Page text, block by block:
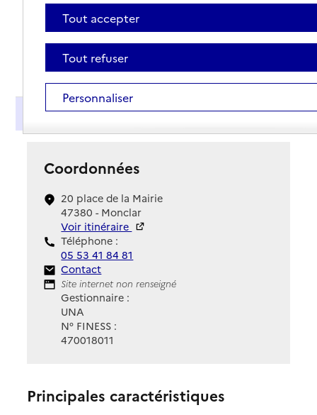
Présentation
Coordonnées
20 place de la Mairie
47380 - Monclar
Voir itinéraire
Téléphone :
05 53 41 84 81
Contact
Contact
Site Internet
Site internet non renseigné
Gestionnaire :
UNA
N° FINESS :
470018011
Principales caractéristiques
Tout accepter
Tout refuser
Personnaliser